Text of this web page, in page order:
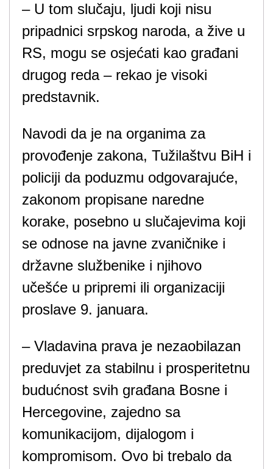
– U tom slučaju, ljudi koji nisu
pripadnici srpskog naroda, a žive u
RS, mogu se osjećati kao građani
drugog reda – rekao je visoki
predstavnik.
Navodi da je na organima za
provođenje zakona, Tužilaštvu BiH i
policiji da poduzmu odgovarajuće,
zakonom propisane naredne
korake, posebno u slučajevima koji
se odnose na javne zvaničnike i
državne službenike i njihovo
učešće u pripremi ili organizaciji
proslave 9. januara.
– Vladavina prava je nezaobilazan
preduvjet za stabilnu i prosperitetnu
budućnost svih građana Bosne i
Hercegovine, zajedno sa
komunikacijom, dijalogom i
kompromisom. Ovo bi trebalo da